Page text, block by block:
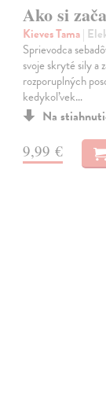
Ako si
Kieves Tama|
Sprievodca
svoje skryté sily a
rozporuplných
kedykoľvek…
Na
9,99 €